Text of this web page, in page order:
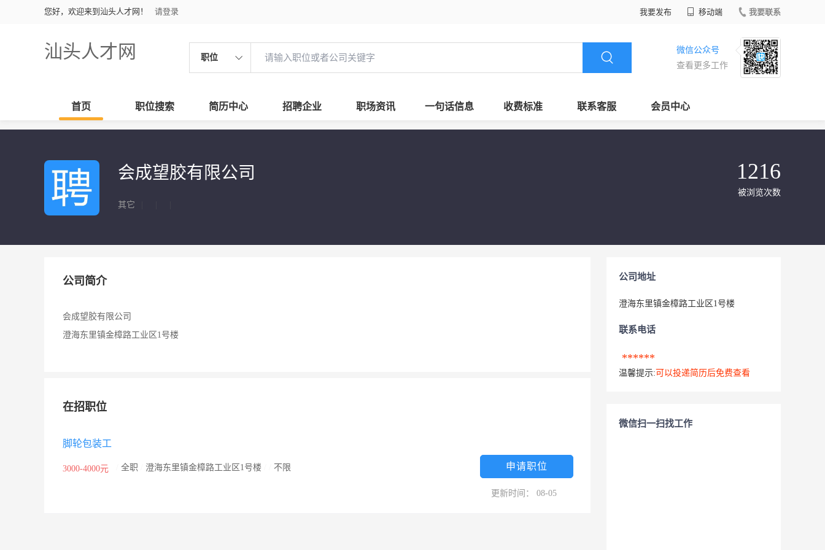
您好，欢迎来到汕头人才网！ 请登录 我要发布 移动端 我要联系
汕头人才网 职位
微信公众号
查看更多工作
首页 职位搜索 简历中心 招聘企业 职场资讯 一句话信息 收费标准 联系客服 会员中心
会成望胶有限公司
其它
1216
被浏览次数
公司简介
会成望胶有限公司
澄海东里镇金樟路工业区1号楼
在招职位
脚轮包装工
3000-4000元 全职 澄海东里镇金樟路工业区1号楼 不限 申请职位
更新时间： 08-05
公司地址
澄海东里镇金樟路工业区1号楼
联系电话
******
温馨提示: 可以投递简历后免费查看
微信扫一扫找工作